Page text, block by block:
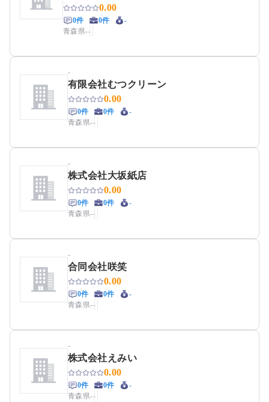
0.00
0件 0件
-
青森県--
-
有限会社むつクリーン
0.00
0件 0件
-
青森県--
-
株式会社大坂紙店
0.00
0件 0件
-
青森県--
-
合同会社咲笑
0.00
0件 0件
-
青森県--
-
株式会社えみい
0.00
0件 0件
-
青森県--